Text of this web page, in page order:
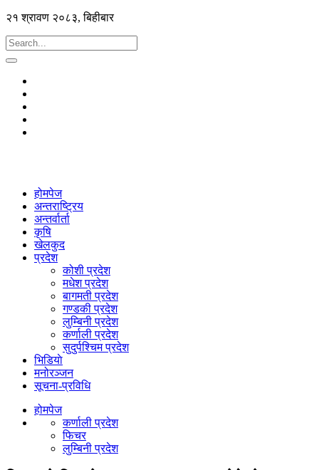
२१ श्रावण २०८३, बिहीबार
होमपेज
अन्तराष्ट्रिय
अन्तर्वार्ता
कृषि
खेलकुद
प्रदेश
कोशी प्रदेश
मधेश प्रदेश
बागमती प्रदेश
गण्डकी प्रदेश
लुम्बिनी प्रदेश
कर्णाली प्रदेश
सुदुर्पश्चिम प्रदेश
भिडियाे
मनोरञ्जन
सूचना-प्रविधि
होमपेज
कर्णाली प्रदेश
फिचर
लुम्बिनी प्रदेश